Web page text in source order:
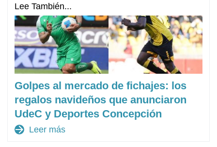
Lee También...
Golpes al mercado de fichajes: los
regalos navideños que anunciaron
UdeC y Deportes Concepción
arrow_forward Leer más